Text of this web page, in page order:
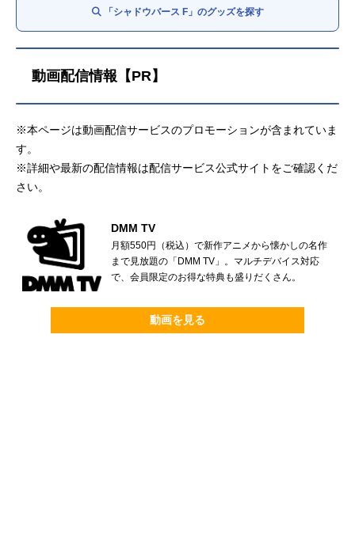
「シャドウバース F」のグッズを探す
動画配信情報【PR】
※本ページは動画配信サービスのプロモーションが含まれていま
す。
※詳細や最新の配信情報は配信サービス公式サイトをご確認くだ
さい。
DMM TV
月額550円（税込）で新作アニメから懐かしの名作
まで見放題の「DMM TV」。マルチデバイス対応
で、会員限定のお得な特典も盛りだくさん。
動画を見る